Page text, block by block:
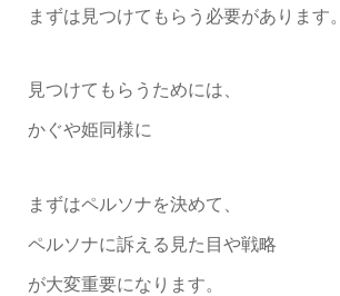
まずは見つけてもらう必要があります。
見つけてもらうためには、
かぐや姫同様に
まずはペルソナを決めて、
ペルソナに訴える見た目や戦略
が大変重要になります。